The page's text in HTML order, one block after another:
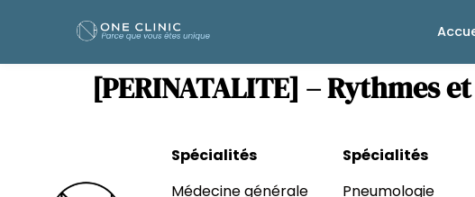
[PERINATALITE] – Rythmes
Spécialités
Médecine générale
Spécialités
Pneumologie